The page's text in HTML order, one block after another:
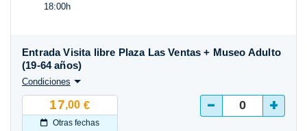
18:00h
17,00 €
Otras fechas
Entrada Visita libre Plaza Las Ventas + Museo Adulto
(19-64 años)
Condiciones
- +